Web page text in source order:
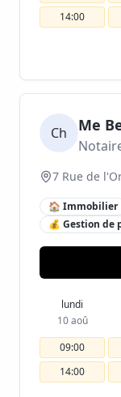
14:00
Ch Me
7 Rue de
🏠 Immobilier
💰 Gestion de
lundi
10 aoû
09:00
14:00